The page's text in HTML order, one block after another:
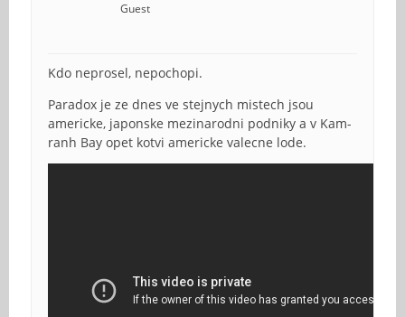
Guest
Kdo neprosel, nepochopi.
Paradox je ze dnes ve stejnych mistech jsou
americke, japonske mezinarodni podniky a v Kam-
ranh Bay opet kotvi americke valecne lode.